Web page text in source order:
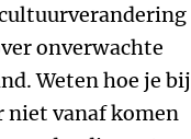
cultuurverandering
onverwachte
Weten hoe je bij
niet vanaf komen